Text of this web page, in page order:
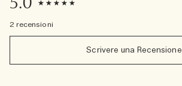
2 recensioni
Scrivere una Recensione